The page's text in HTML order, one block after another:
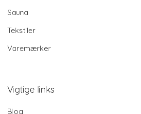
Sauna
Tekstiler
Varemærker
Vigtige links
Blog